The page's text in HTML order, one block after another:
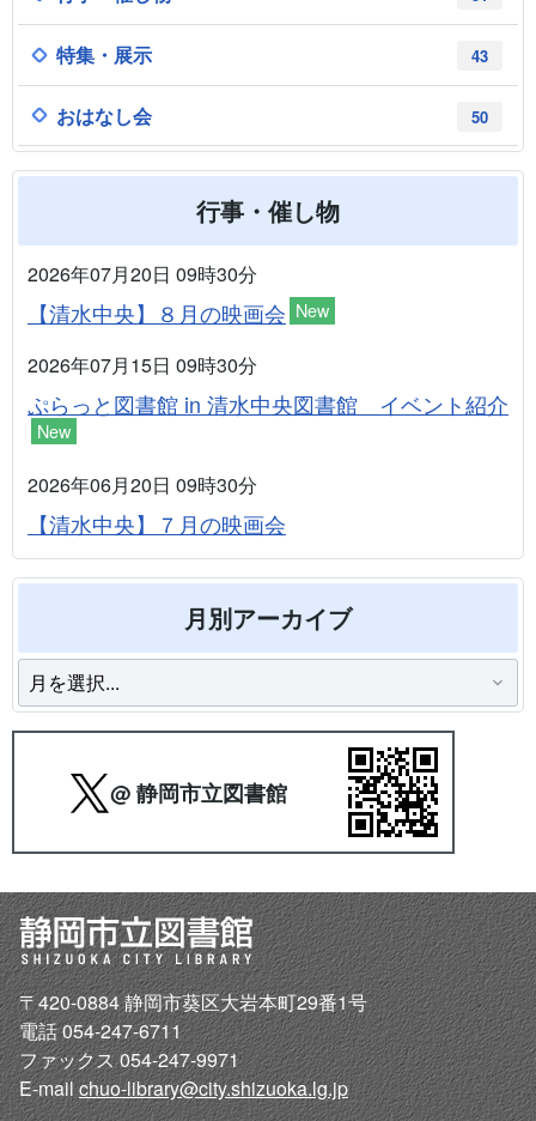
43
特集・展示
50
おはなし会
行事・催し物
2026年07月20日 09時30分
【清水中央】８月の映画会 New
2026年07月15日 09時30分
ぷらっと図書館 in 清水中央図書館 イベント紹介
New
2026年06月20日 09時30分
【清水中央】７月の映画会
月別アーカイブ
@ 静岡市立図書館
〒420-0884 静岡市葵区大岩本町29番1号
電話 054-247-6711
ファックス 054-247-9971
E-mailchuo-library@city.shizuoka.lg.jp